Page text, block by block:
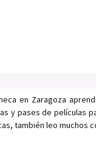
en Zaragoza
y pases de películas
también leo muchos